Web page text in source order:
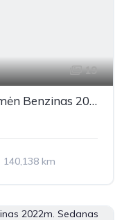
19
Ford EcoSport nuo 110 €/ mėn Benzinas 2019m. Visureigis Mechaninė
140,138 km